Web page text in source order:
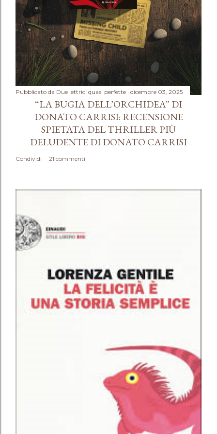
Pubblicato da Due lettrici quasi perfette dicembre 03, 2025
“LA BUGIA DELL’ORCHIDEA” DI
DONATO CARRISI: RECENSIONE
SPIETATA DEL THRILLER PIÙ
DELUDENTE DI DONATO CARRISI
Condividi 21 commenti